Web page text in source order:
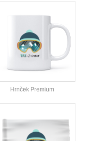
Hrnček Premium